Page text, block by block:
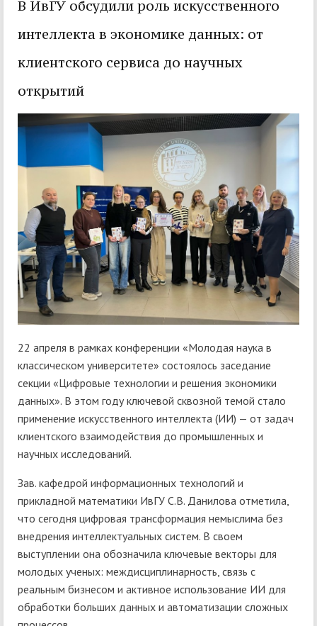
В ИвГУ обсудили роль искусственного
интеллекта в экономике данных: от
клиентского сервиса до научных
открытий
22 апреля в рамках конференции «Молодая наука в
классическом университете» состоялось заседание
секции «Цифровые технологии и решения экономики
данных». В этом году ключевой сквозной темой стало
применение искусственного интеллекта (ИИ) — от задач
клиентского взаимодействия до промышленных и
научных исследований.
Зав. кафедрой информационных технологий и
прикладной математики ИвГУ С.В. Данилова отметила,
что сегодня цифровая трансформация немыслима без
внедрения интеллектуальных систем. В своем
выступлении она обозначила ключевые векторы для
молодых ученых: междисциплинарность, связь с
реальным бизнесом и активное использование ИИ для
обработки больших данных и автоматизации сложных